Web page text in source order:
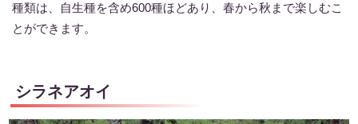
種類は、自生種を含め600種ほどあり、春から秋まで楽しむこ
とができます。
シラネアオイ